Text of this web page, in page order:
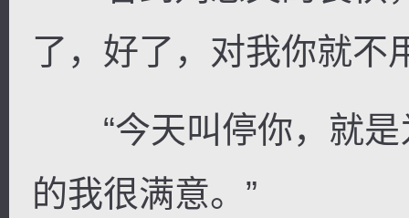
了，好了，对我你就不
“今天叫停你，就是
的我很满意。”